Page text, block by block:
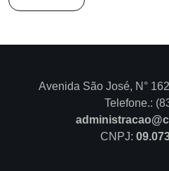
Avenida São José, N°
Telefone.:
CNPJ: